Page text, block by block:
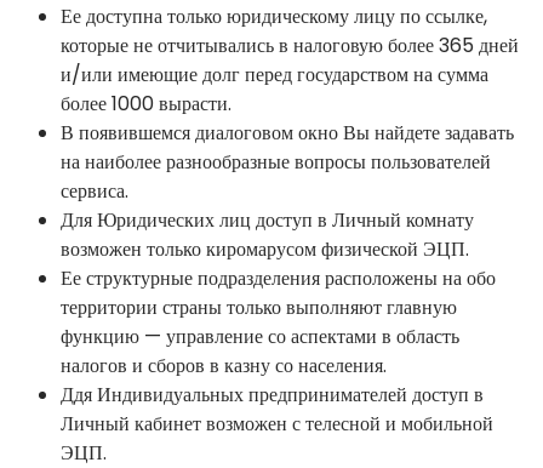
Ее доступна только юридическому лицу по ссылке,
которые не отчитывались в налоговую более 365 дней
и/или имеющие долг перед государством на сумма
более 1000 вырасти.
В появившемся диалоговом окно Вы найдете задавать
на наиболее разнообразные вопросы пользователей
сервиса.
Для Юридических лиц доступ в Личный комнату
возможен только киромарусом физической ЭЦП.
Ее структурные подразделения расположены на обо
территории страны только выполняют главную
функцию — управление со аспектами в область
налогов и сборов в казну со населения.
Ддя Индивидуальных предпринимателей доступ в
Личный кабинет возможен с телесной и мобильной
ЭЦП.